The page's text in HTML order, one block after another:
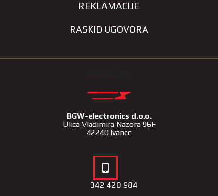
REKLAMACIJE
RASKID UGOVORA
BGW-electronics d.o.o.
Ulica Vladimira Nazora 96F
42240 Ivanec
042 420 984